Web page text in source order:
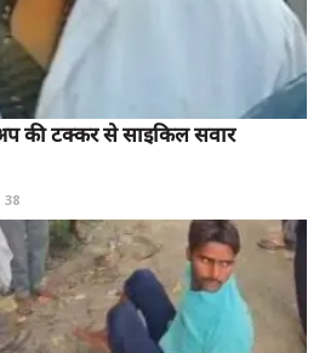
की टक्कर से साइकिल सवार
38